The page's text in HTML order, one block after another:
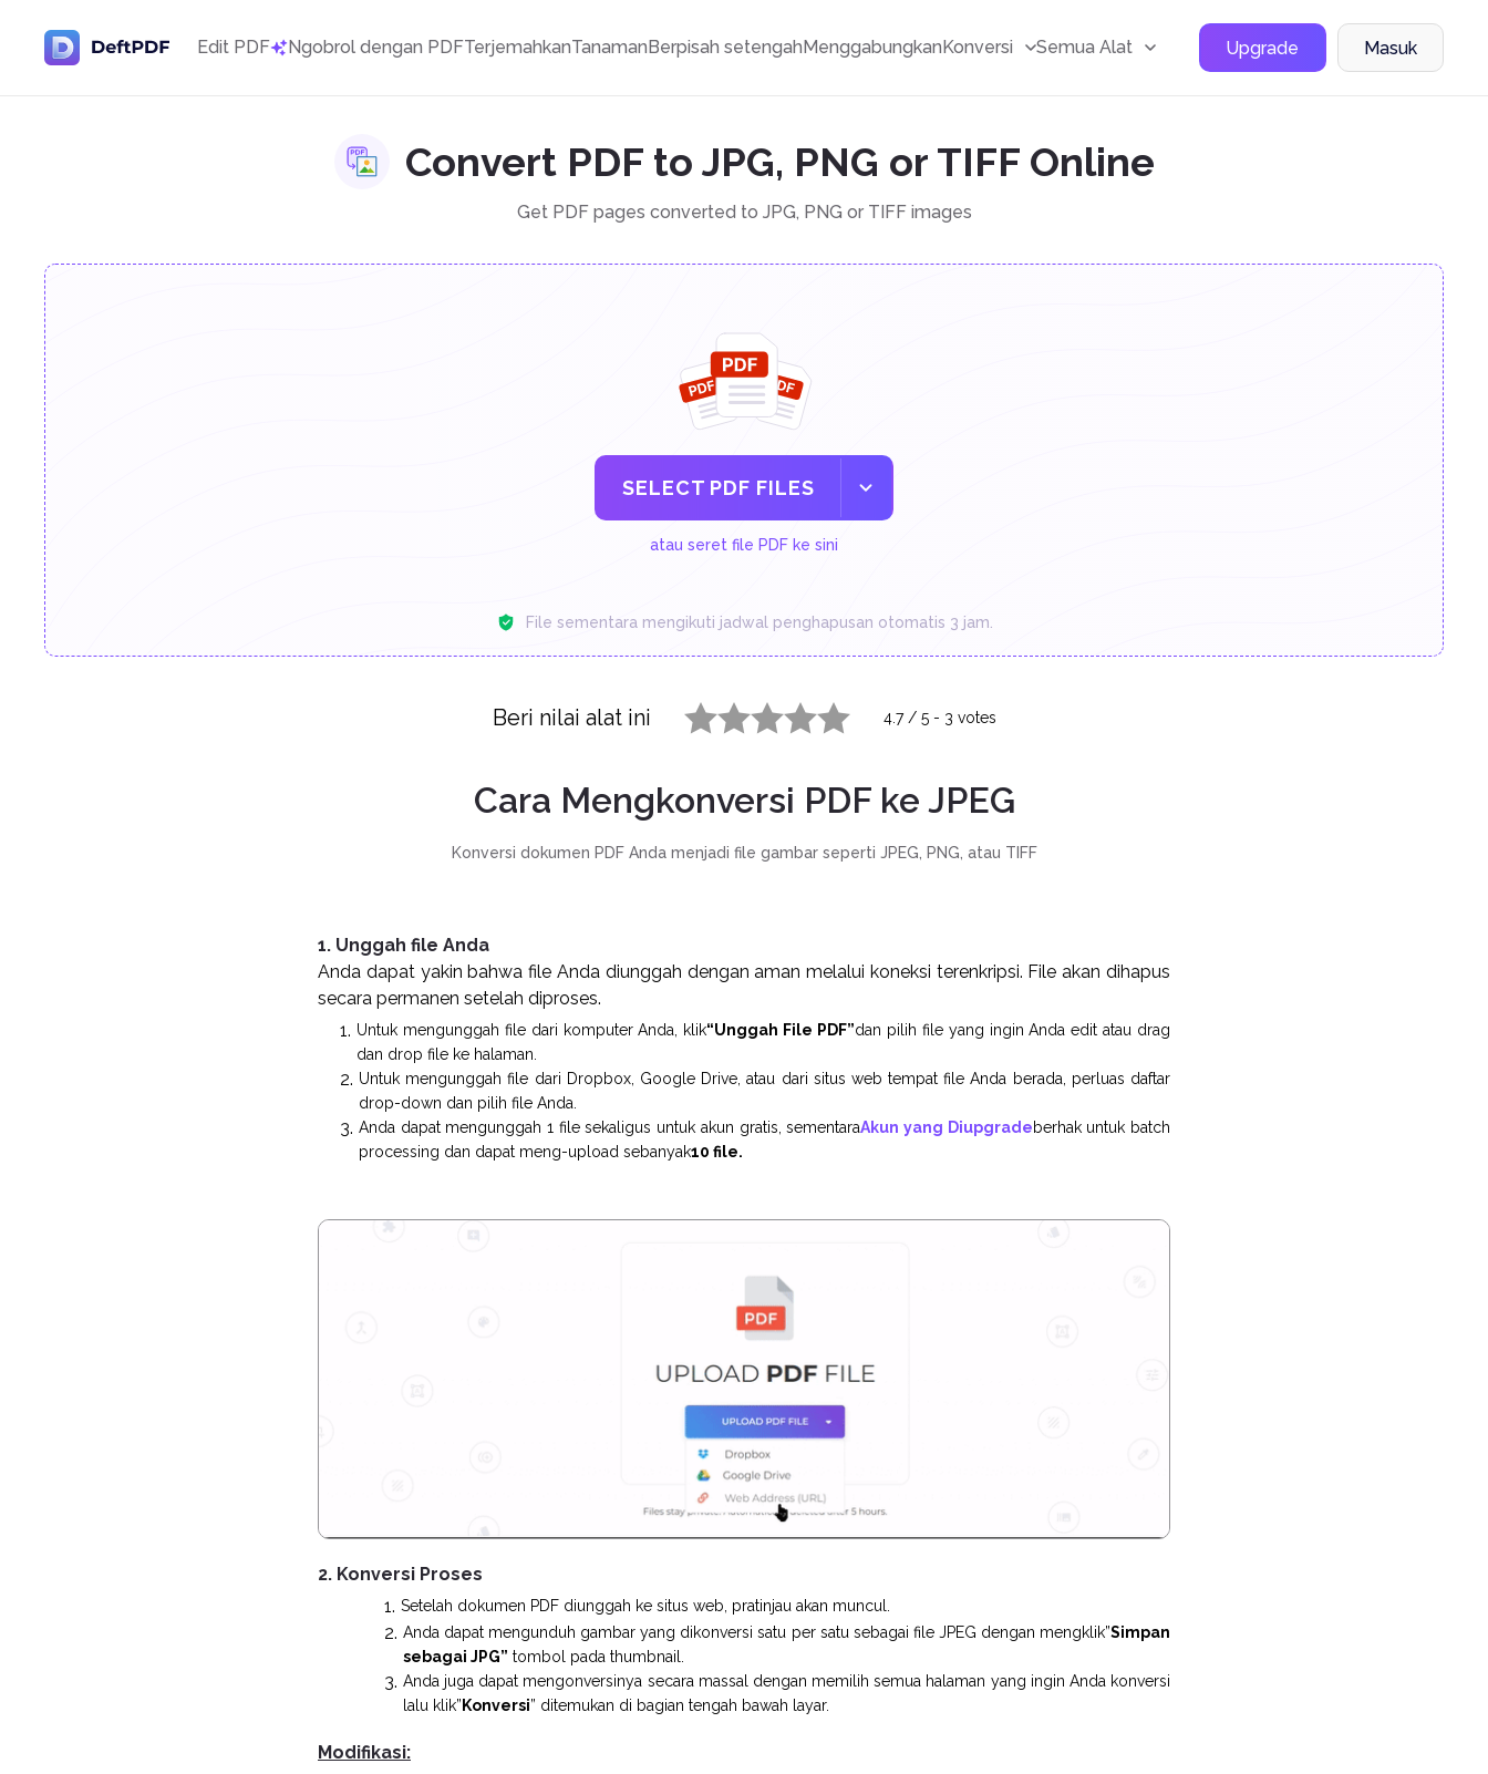
Edit PDF Ngobrol dengan PDFTerjemahkanTanamanBerpisah setengahMenggabungkanKonversi Semua Alat Upgrade Masuk
Convert PDF to JPG, PNG or TIFF Online
Get PDF pages converted to JPG, PNG or TIFF images
SELECT PDF FILES
atau seret file PDF ke sini
File sementara mengikuti jadwal penghapusan otomatis 3 jam.
Beri nilai alat ini 4.7/ 5- 3 votes
Cara Mengkonversi PDF ke JPEG
Konversi dokumen PDF Anda menjadi file gambar seperti JPEG, PNG, atau TIFF
1. Unggah file Anda
Anda dapat yakin bahwa file Anda diunggah dengan aman melalui koneksi terenkripsi. File akan dihapus
secara permanen setelah diproses.
Untuk mengunggah file dari komputer Anda, klik“Unggah File PDF”dan pilih file yang ingin Anda edit atau drag
dan drop file ke halaman.
Untuk mengunggah file dari Dropbox, Google Drive, atau dari situs web tempat file Anda berada, perluas daftar
drop-down dan pilih file Anda.
Anda dapat mengunggah 1 file sekaligus untuk akun gratis, sementaraAkun yang Diupgradeberhak untuk batch
processing dan dapat meng-upload sebanyak10 file.
2. Konversi Proses
Setelah dokumen PDF diunggah ke situs web, pratinjau akan muncul.
Anda dapat mengunduh gambar yang dikonversi satu per satu sebagai file JPEG dengan mengklik”Simpan
sebagai JPG” tombol pada thumbnail.
Anda juga dapat mengonversinya secara massal dengan memilih semua halaman yang ingin Anda konversi
lalu klik” Konversi” ditemukan di bagian tengah bawah layar.
Modifikasi: